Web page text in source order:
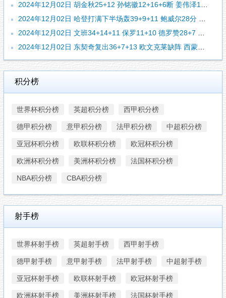
2024年12月02日 胡金秋25+12 孙铭徽12+16+6断 姜伟泽18+9+7 广厦力克吉林
2024年12月02日 哈登打满下半场轰39+9+11 鲍威尔28分 约基奇3双 快船胜掘金
2024年12月02日 文班34+14+11 保罗11+10 德罗赞28+7 马刺险胜国王
2024年12月02日 东契奇复出36+7+13 欧文克莱缺阵 西蒙斯27分 独行侠胜开拓者
积分榜
世界杯积分榜 英超积分榜 西甲积分榜
德甲积分榜 意甲积分榜 法甲积分榜 中超积分榜
亚冠杯积分榜 欧联杯积分榜 欧冠杯积分榜
欧洲杯积分榜 美洲杯积分榜 法国杯积分榜
NBA积分榜 CBA积分榜
射手榜
世界杯射手榜 英超射手榜 西甲射手榜
德甲射手榜 意甲射手榜 法甲射手榜 中超射手榜
亚冠杯射手榜 欧联杯射手榜 欧冠杯射手榜
欧洲杯射手榜 美洲杯射手榜 法国杯射手榜